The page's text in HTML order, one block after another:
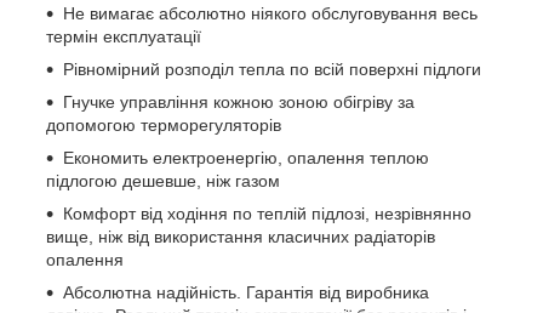
Не вимагає абсолютно ніякого обслуговування весь
термін експлуатації
Рівномірний розподіл тепла по всій поверхні підлоги
Гнучке управління кожною зоною обігріву за
допомогою терморегуляторів
Економить електроенергію, опалення теплою
підлогою дешевше, ніж газом
Комфорт від ходіння по теплій підлозі, незрівнянно
вище, ніж від використання класичних радіаторів
опалення
Абсолютна надійність. Гарантія від виробника